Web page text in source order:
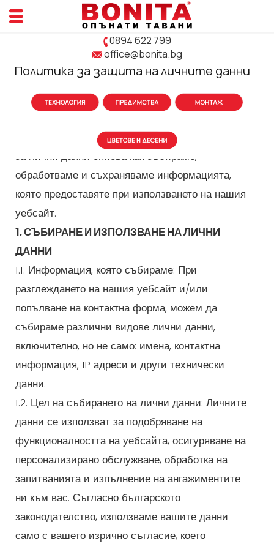
0894 622 799
office@bonita.bg
Политика за защита на личните данни
Добре дошли на уебсайта на Опънати тавани
Бонита ("Бонита Ефект" ЕООД), достъпен на
www.bonita.bg
Ние ценим вашето доверие и искрено се
защитата на личните ви данни. Тази Политика
за лични данни описва как събираме,
обработваме и съхраняваме информацията,
която предоставяте при използването на нашия
уебсайт.
1. СЪБИРАНЕ И ИЗПОЛЗВАНЕ НА ЛИЧНИ
ДАННИ
1.1. Информация, която събираме: При
разглеждането на нашия уебсайт и/или
попълване на контактна форма, можем да
събираме различни видове лични данни,
включително, но не само: имена, контактна
информация, IP адреси и други технически
данни.
1.2. Цел на събирането на лични данни: Личните
данни се използват за подобряване на
функционалността на уебсайта, осигуряване на
персонализирано обслужване, обработка на
запитванията и изпълнение на ангажиментите
ни към вас. Съгласно българското
законодателство, използваме вашите данни
само с вашето изрично съгласие, което